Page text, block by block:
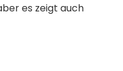
es zeigt auch